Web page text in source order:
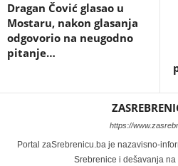
Dragan Čović glasao u
Mostaru, nakon glasanja
odgovorio na neugodno
pitanje…
https://
Portal zaSrebrenicu.ba je nazavisno-
Srebrenice i dešavanja